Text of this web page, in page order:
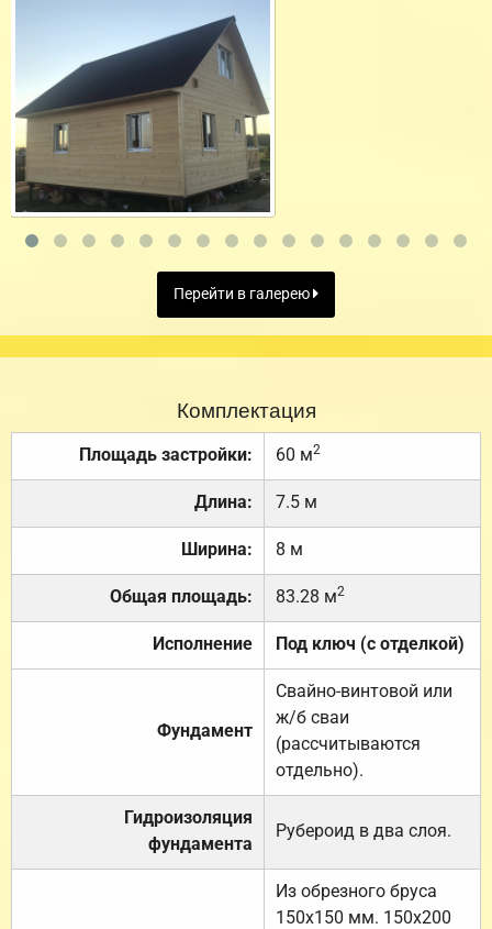
Перейти в галерею
Комплектация
Площадь застройки: 60 м2
Длина: 7.5 м
Ширина: 8 м
Общая площадь: 83.28 м2
Исполнение Под ключ (с отделкой)
Фундамент
Свайно-винтовой или
ж/б сваи
(рассчитываются
отдельно).
Гидроизоляция
фундамента
Рубероид в два слоя.
Из обрезного бруса
150х150 мм. 150х200